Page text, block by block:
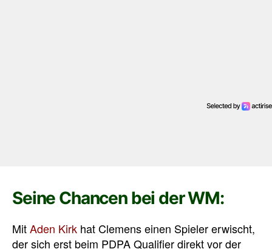
Seine Chancen bei der WM:
MitAden Kirk hat Clemens einen Spieler erwischt,
der sich erst beim PDPA Qualifier direkt vor der